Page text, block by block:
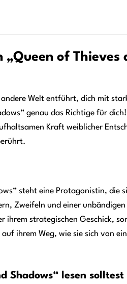
of
andere Welt entführt, dich mit
genau das Richtige für
Kraft weiblicher
steht eine Protagonistin, die
Zweifeln und einer
ihrem strategischen Geschick,
ihrem Weg, wie sie sich von
Shadows“ lesen solltest